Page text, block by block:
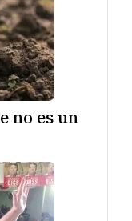
no es un